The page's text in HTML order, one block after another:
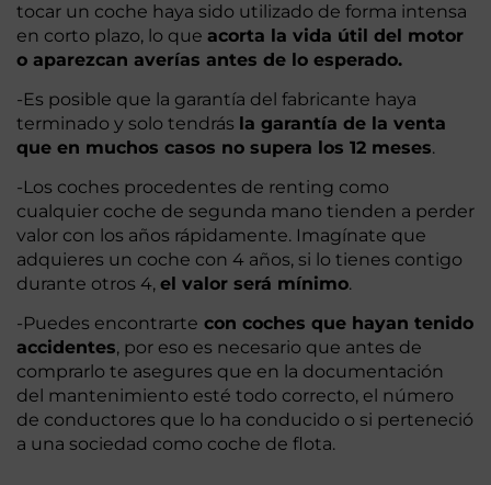
tocar un coche haya sido utilizado de forma intensa
en corto plazo, lo que acorta la vida útil del motor
o aparezcan averías antes de lo esperado.
-Es posible que la garantía del fabricante haya
terminado y solo tendrás la garantía de la venta
que en muchos casos no supera los 12 meses.
-Los coches procedentes de renting como
cualquier coche de segunda mano tienden a perder
valor con los años rápidamente. Imagínate que
adquieres un coche con 4 años, si lo tienes contigo
durante otros 4, el valor será mínimo.
-Puedes encontrarte con coches que hayan tenido
accidentes, por eso es necesario que antes de
comprarlo te asegures que en la documentación
del mantenimiento esté todo correcto, el número
de conductores que lo ha conducido o si perteneció
a una sociedad como coche de flota.